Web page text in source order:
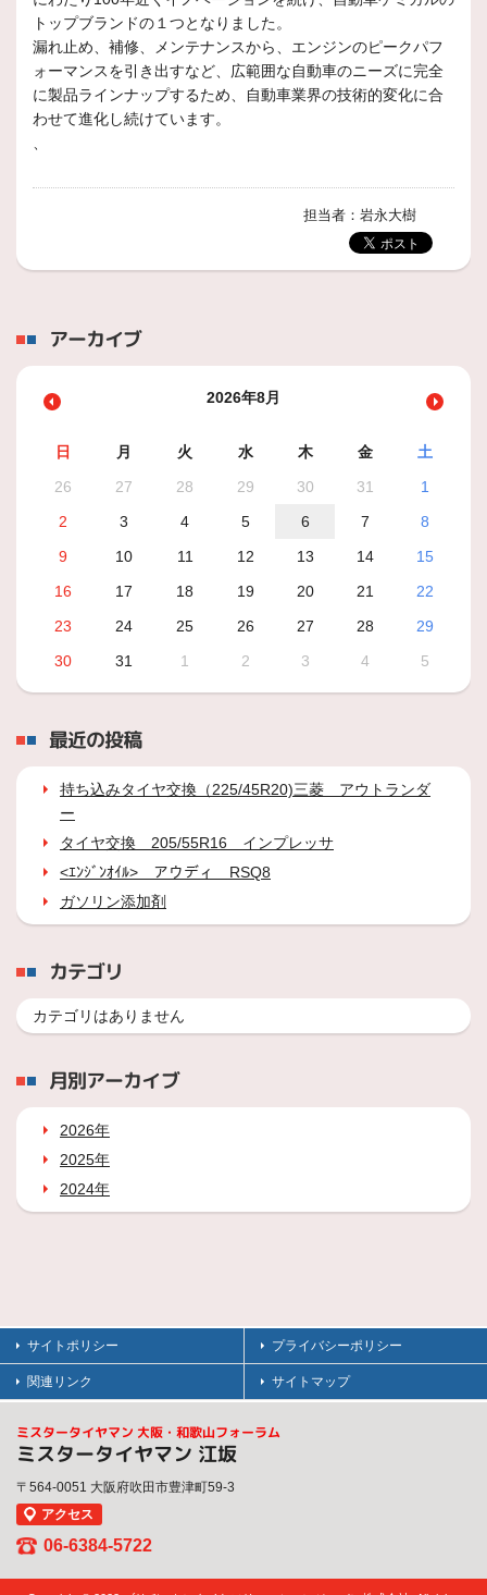
トップブランドの１つとなりました。
漏れ止め、補修、メンテナンスから、エンジンのピークパフ
ォーマンスを引き出すなど、広範囲な自動車のニーズに完全
に製品ラインナップするため、自動車業界の技術的変化に合
わせて進化し続けています。
担当者：岩永大樹
アーカイブ
2026年8月
日 月 火 水 木 金
土
26
27 28 29 30 31
1
2
3 4 5 6 7
8
9
10 11 12 13 14
15
16
17 18 19 20 21
22
23
24 25 26 27 28
29
30
31 1 2 3 4 5
最近の投稿
持ち込みタイヤ交換（225/45R20)三菱 アウトランダ
ー
タイヤ交換 205/55R16 インプレッサ
<ｴﾝｼﾞﾝｵｲﾙ> アウディ RSQ8
ガソリン添加剤
カテゴリ
カテゴリはありません
月別アーカイブ
2026年
2025年
2024年
サイトポリシー プライバシーポリシー
関連リンク サイトマップ
ミスタータイヤマン 大阪・和歌山フォーラム
ミスタータイヤマン 江坂
〒564-0051 大阪府吹田市豊津町59-3
アクセス
06-6384-5722